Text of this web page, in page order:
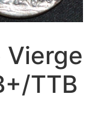
Vierge
TTB